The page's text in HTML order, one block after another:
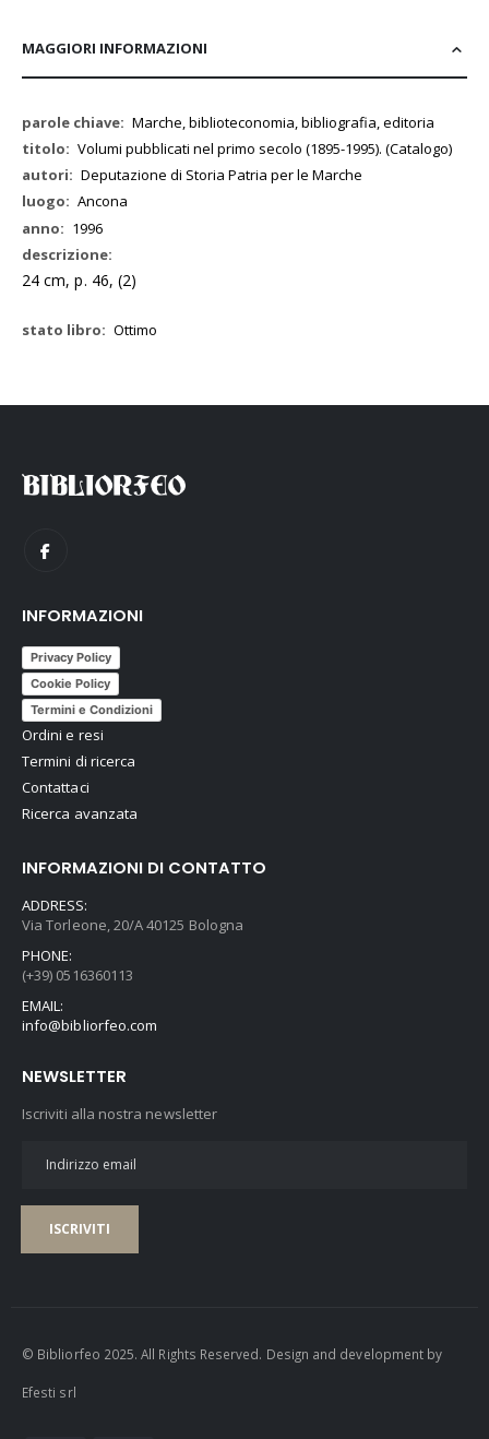
MAGGIORI INFORMAZIONI
Maggiori
Informazioni
Marche, biblioteconomia, bibliografia, editoria
Volumi pubblicati nel primo secolo (1895-1995). (Catalogo)
Deputazione di Storia Patria per le Marche
Ancona
1996
24 cm, p. 46, (2)
Ottimo
INFORMAZIONI
Privacy Policy
Cookie Policy
Termini e Condizioni
Ordini e resi
Termini di ricerca
Contattaci
Ricerca avanzata
INFORMAZIONI DI CONTATTO
ADDRESS:
Via Torleone, 20/A 40125 Bologna
PHONE:
(+39) 0516360113
EMAIL:
info@bibliorfeo.com
NEWSLETTER
Iscriviti alla nostra newsletter
ISCRIVITI
© Bibliorfeo 2025. All Rights Reserved. Design and development by
Efesti srl